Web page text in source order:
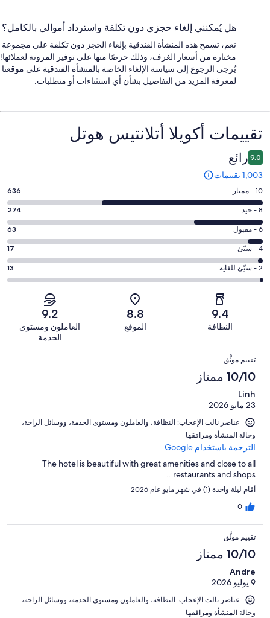
هل يُمكنني إلغاء حجزي دون تكلفة واسترداد أموالي بالكامل؟
نعم، تسمح هذه المنشأة الفندقية بإلغاء الحجز دون تكلفة على مجموعة
مختارة من أسعار الغرف، وذلك حرصًا منها على توفير المرونة لعملائها!
يُرجى الرجوع إلى سياسة الإلغاء الخاصة بالمنشأة الفندقية على موقعنا
لمعرفة المزيد من التفاصيل بشأن أي استثناءات أو متطلبات.
التقييمات
تقييمات ⁦أكويلا أتلانتيس هوتل⁩
9.0 رائع
1,003 تقييمات
درجة
التصنيف
10
-
ممتاز.
636
من
أصل
10 - ممتاز 636
درجة
التصنيف
8
-
جيد.
274
من
8 - جيد 274
درجة
التصنيف
6
-
مقبول.
تقييمات
النزلاء
6 - مقبول 63
درجة
التصنيف
4
من
تقييمات
النزلاء
4 - سيّئ 17
درجة
التصنيف
من
أصل
1003
من
تقييمات
النزلاء
2 - سيّئ للغاية 13
9.4
النظافة
8.8
الموقع
9.2
العاملون ومستوى
الخدمة
التقييمات
تقييم موثَّق
10/10 ممتاز
Linh
23 مايو 2026
عناصر نالت الإعجاب: ⁦النظافة⁩، و⁦العاملون ومستوى الخدمة⁩، و⁦وسائل الراحة⁩،
و⁦حالة المنشأة ومرافقها⁩
الترجمة باستخدام Google
The hotel is beautiful with great amenities and close to all
restaurants and shops ..
أقام ليلة واحدة (1) في شهر مايو عام 2026
0
تقييم موثَّق
10/10 ممتاز
Andre
9 يوليو 2026
عناصر نالت الإعجاب: ⁦النظافة⁩، و⁦العاملون ومستوى الخدمة⁩، و⁦وسائل الراحة⁩،
و⁦حالة المنشأة ومرافقها⁩